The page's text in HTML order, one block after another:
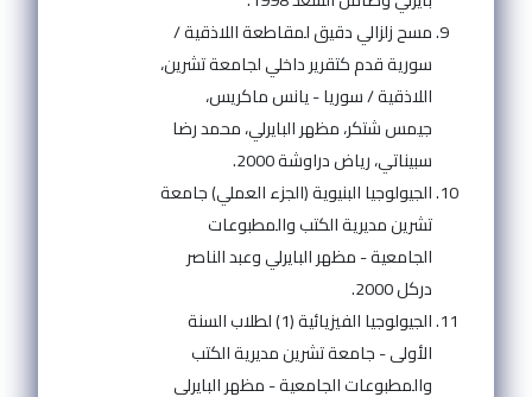
مسح زلزالي دقيق لمقاطعة اللاذقية /
سورية قدم كتقرير داخلي لجامعة تشرين،
اللاذقية / سوريا - يانس ماكريس،
جيمس شتكر، مظهر البايرلي، محمد رضا
سبيناتي، رياض دراوشة 2000.
الجيولوجيا البنيوية (الجزء العملي) جامعة
تشرين مديرية الكتب والمطبوعات
الجامعية - مظهر البايرلي وعبد الناصر
دركل 2000.
الجيولوجيا الفيزيائية (1) لطلاب السنة
الأولى - جامعة تشرين مديرية الكتب
والمطبوعات الجامعية - مظهر البايرلي